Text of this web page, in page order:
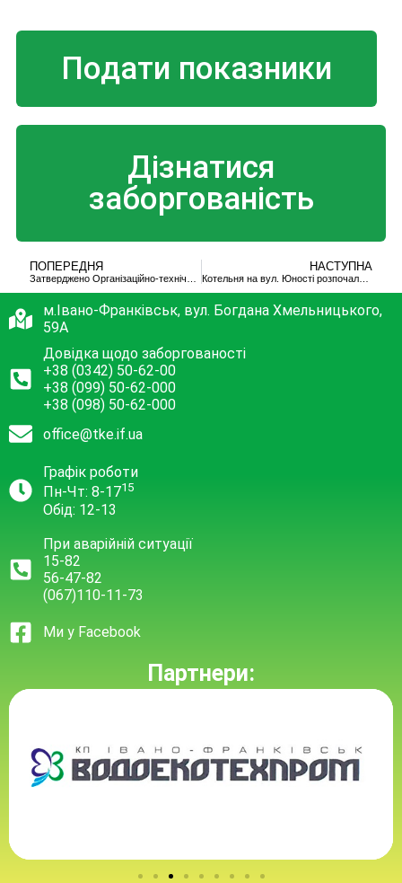
Подати показники
Дізнатися
заборгованість
ПОПЕРЕДНЯ НАСТУПНА
Котельня на вул. Юності розпочала підготовку до нового опалювального сезону
м.Івано-Франківськ, вул. Богдана Хмельницького,
59А
Довідка щодо заборгованості
+38 (0342) 50-62-00
+38 (099) 50-62-000
+38 (098) 50-62-000
office@tke.if.ua
Графік роботи
Пн-Чт: 8-1715
Обід: 12-13
При аварійній ситуації
15-82
56-47-82
(067)110-11-73
Ми у Facebook
Партнери: